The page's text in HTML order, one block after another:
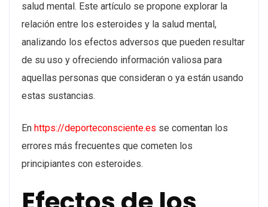
salud mental. Este artículo se propone explorar la
relación entre los esteroides y la salud mental,
analizando los efectos adversos que pueden resultar
de su uso y ofreciendo información valiosa para
aquellas personas que consideran o ya están usando
estas sustancias.
En https://deporteconsciente.es se comentan los
errores más frecuentes que cometen los
principiantes con esteroides.